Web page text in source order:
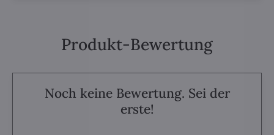
Produkt-Bewertung
Noch keine Bewertung. Sei der
erste!